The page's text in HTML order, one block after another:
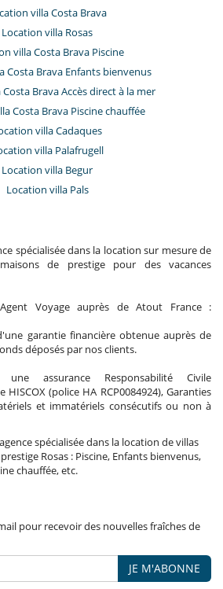
villa Costa Brava
Location villa Rosas
villa Costa Brava Piscine
Costa Brava Enfants bienvenus
Brava Accès direct à la mer
Costa Brava Piscine chauffée
villa Cadaques
villa Palafrugell
Location villa Begur
Location villa Pals
spécialisée dans la location sur mesure de
de prestige pour des vacances
Voyage auprès de Atout France :
garantie financière obtenue auprès de
déposés par nos clients.
assurance Responsabilité Civile
(police HA RCP0084924), Garanties
et immatériels consécutifs ou non à
spécialisée dans la location de villas
Rosas : Piscine, Enfants bienvenus,
chauffée, etc.
pour recevoir des nouvelles fraîches de
JE M'ABONNE